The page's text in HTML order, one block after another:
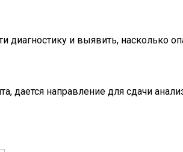
и выявить, насколько
дается направление для сдачи